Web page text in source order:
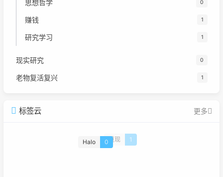
思想哲学 0
赚钱 1
研究学习 1
现实研究 0
老物复活复兴 1
标签云 更多
Halo 0
重现